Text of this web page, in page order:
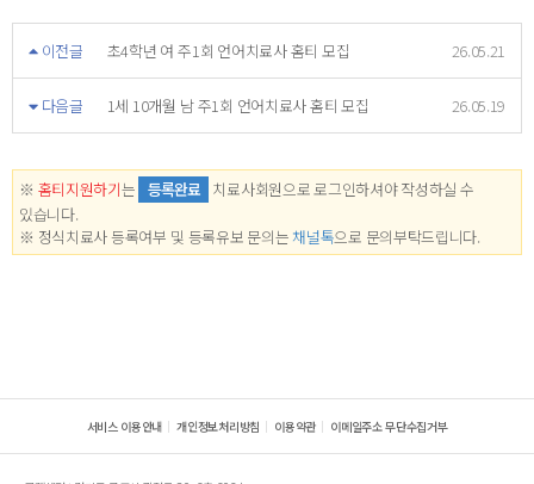
이전글 초4학년 여 주1회 언어치료사 홈티 모집 26.05.21
다음글 1세 10개월 남 주1회 언어치료사 홈티 모집 26.05.19
※ 홈티지원하기는 등록완료 치료사회원으로 로그인하셔야 작성하실 수
있습니다.
※ 정식치료사 등록여부 및 등록유보 문의는 채널톡으로 문의부탁드립니다.
서비스 이용안내 개인정보처리방침 이용약관 이메일주소 무단수집거부